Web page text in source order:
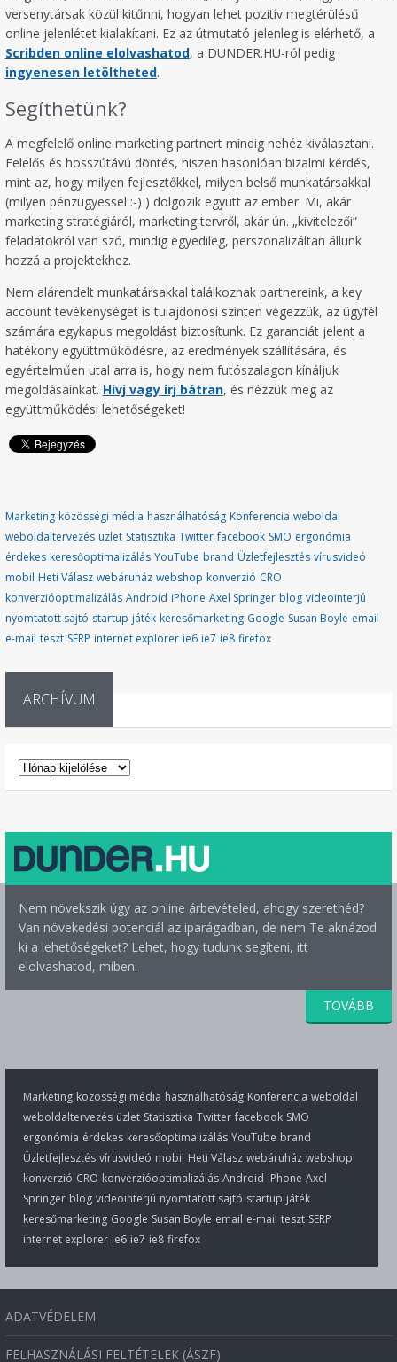
versenytársak közül kitűnni, hogyan lehet pozitív megtérülésű
online jelenlétet kialakítani. Ez az útmutató jelenleg is elérhető, a
Scribden online elolvashatod, a DUNDER.HU-ról pedig
ingyenesen letöltheted.
Segíthetünk?
A megfelelő online marketing partnert mindig nehéz kiválasztani.
Felelős és hosszútávú döntés, hiszen hasonlóan bizalmi kérdés,
mint az, hogy milyen fejlesztőkkel, milyen belső munkatársakkal
(milyen pénzügyessel :-) ) dolgozik együtt az ember. Mi, akár
marketing stratégiáról, marketing tervről, akár ún. „kivitelezői”
feladatokról van szó, mindig egyedileg, perszonalizáltan állunk
hozzá a projektekhez.
Nem alárendelt munkatársakkal találkoznak partnereink, a key
account tevékenységet is tulajdonosi szinten végezzük, az ügyfél
számára egykapus megoldást biztosítunk. Ez garanciát jelent a
hatékony együttműködésre, az eredmények szállítására, és
egyértelműen utal arra is, hogy nem futószalagon kínáljuk
megoldásainkat. Hívj vagy írj bátran, és nézzük meg az
együttműködési lehetőségeket!
Marketing közösségi média használhatóság Konferencia weboldal
weboldaltervezés üzlet Statisztika Twitter facebook SMO ergonómia
érdekes keresőoptimalizálás YouTube brand Üzletfejlesztés vírusvideó
mobil Heti Válasz webáruház webshop konverzió CRO
konverzióoptimalizálás Android iPhone Axel Springer blog videointerjú
nyomtatott sajtó startup játék keresőmarketing Google Susan Boyle email
e-mail teszt SERP internet explorer ie6 ie7 ie8 firefox
ARCHÍVUM
ARCHÍVUM
Nem növekszik úgy az online árbevételed, ahogy szeretnéd?
Van növekedési potenciál az iparágadban, de nem Te aknázod
ki a lehetőségeket? Lehet, hogy tudunk segíteni, itt
elolvashatod, miben.
TOVÁBB
Marketing közösségi média használhatóság Konferencia weboldal
weboldaltervezés üzlet Statisztika Twitter facebook SMO
ergonómia érdekes keresőoptimalizálás YouTube brand
Üzletfejlesztés vírusvideó mobil Heti Válasz webáruház webshop
konverzió CRO konverzióoptimalizálás Android iPhone Axel
Springer blog videointerjú nyomtatott sajtó startup játék
keresőmarketing Google Susan Boyle email e-mail teszt SERP
internet explorer ie6 ie7 ie8 firefox
ADATVÉDELEM
FELHASZNÁLÁSI FELTÉTELEK (ÁSZF)